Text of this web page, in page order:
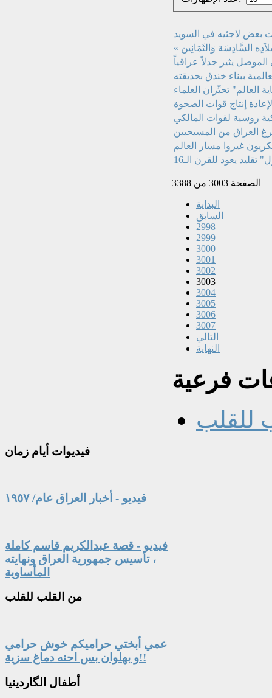
بعض لاجئيه في السويد
السَّادِسَة وَالثَمَانِين
يثير جدلاً عراقياً
ببناء خندق بحديقته
العالم" تحيِّران العلماء
إنتاج قوات الصحوة
روسية لقوات المالكي
العراق من المسيحيين
غيروا مسار العالم
يعود للقرن الـ16
الصفحة 3003 من 3388
البداية
السابق
2998
2999
3000
3001
3002
3003
3004
3005
3006
3007
التالي
النهاية
فرعية
للقلب
فيديوات أيام زمان
فيديو - أخبار العراق عام/ ١٩٥٧
فيديو - قصة عبدالكريم قاسم كاملة
، تأسيس جمهورية العراق ونهايته
المأساوية
من القلب للقلب
عمي أبختي حراميكم خوش حرامي
و بهلوان بس احنه دماغ سزية!!
أطفال الگاردينيا